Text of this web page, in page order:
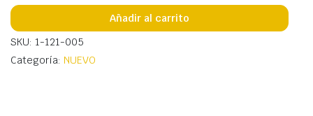
Añadir al carrito
SKU: 1-121-005
Categoría: NUEVO